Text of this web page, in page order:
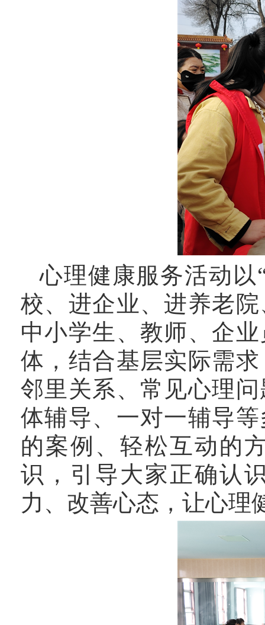
心理健康服务活动以
校、进企业、进养老
中小学生、教师、企
体，结合基层实际需
邻里关系、常见心理
体辅导、一对一辅导
的案例、轻松互动的
识，引导大家正确认
力、改善心态，让心理